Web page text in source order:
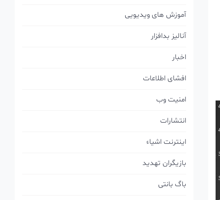
آموزش های ویدیویی
آنالیز بدافزار
اخبار
افشای اطلاعات
امنیت وب
انتشارات
اینترنت اشیاء
بازیگران تهدید
باگ بانتی